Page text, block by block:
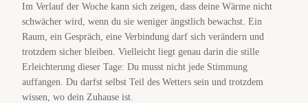
Im Verlauf der Woche kann sich zeigen, dass deine Wärme nicht
schwächer wird, wenn du sie weniger ängstlich bewachst. Ein
Raum, ein Gespräch, eine Verbindung darf sich verändern und
trotzdem sicher bleiben. Vielleicht liegt genau darin die stille
Erleichterung dieser Tage: Du musst nicht jede Stimmung
auffangen. Du darfst selbst Teil des Wetters sein und trotzdem
wissen, wo dein Zuhause ist.